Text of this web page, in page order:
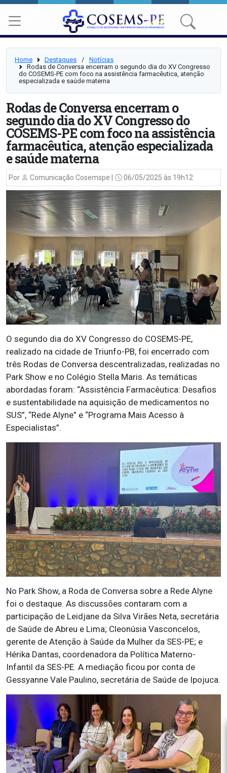
Home Destaques ⠀/⠀ Notícias
Rodas de Conversa encerram o segundo dia do XV Congresso
do COSEMS-PE com foco na assistência farmacêutica, atenção
especializada e saúde materna
Rodas de Conversa encerram o
segundo dia do XV Congresso do
COSEMS-PE com foco na assistência
farmacêutica, atenção especializada
e saúde materna
Por Comunicação Cosemspe | 06/05/2025 às 19h12
O segundo dia do XV Congresso do COSEMS-PE,
realizado na cidade de Triunfo-PB, foi encerrado com
três Rodas de Conversa descentralizadas, realizadas no
Park Show e no Colégio Stella Maris. As temáticas
abordadas foram: “Assistência Farmacêutica: Desafios
e sustentabilidade na aquisição de medicamentos no
SUS”, “Rede Alyne” e “Programa Mais Acesso à
Especialistas”.
No Park Show, a Roda de Conversa sobre a Rede Alyne
foi o destaque. As discussões contaram com a
participação de Leidjane da Silva Virães Neta, secretária
de Saúde de Abreu e Lima; Cleonúsia Vasconcelos,
gerente de Atenção à Saúde da Mulher da SES-PE; e
Hérika Dantas, coordenadora da Política Materno-
Infantil da SES-PE. A mediação ficou por conta de
Gessyanne Vale Paulino, secretária de Saúde de Ipojuca.